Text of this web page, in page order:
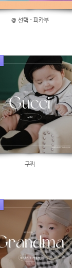
@ 선택 - 피카부
구찌